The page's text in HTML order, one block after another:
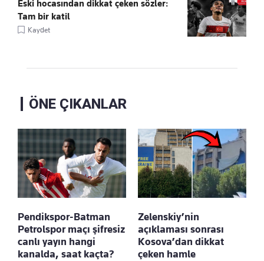
Eski hocasından dikkat çeken sözler:
Tam bir katil
Kaydet
ÖNE ÇIKANLAR
Pendikspor-Batman
Petrolspor maçı şifresiz
canlı yayın hangi
kanalda, saat kaçta?
Zelenskiy’nin
açıklaması sonrası
Kosova’dan dikkat
çeken hamle